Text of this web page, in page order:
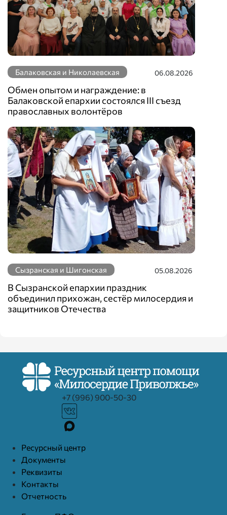
Балаковская и Николаевская 06.08.2026
Обмен опытом и награждение: в
Балаковской епархии состоялся III съезд
православных волонтёров
Сызранская и Шигонская 05.08.2026
В Сызранской епархии праздник
объединил прихожан, сестёр милосердия и
защитников Отечества
+7 (996) 900-50-30
Ресурcный центр
Документы
Реквизиты
Контакты
Отчетность